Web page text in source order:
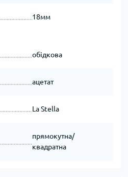
18мм
обідкова
ацетат
La Stella
прямокутна/
квадратна